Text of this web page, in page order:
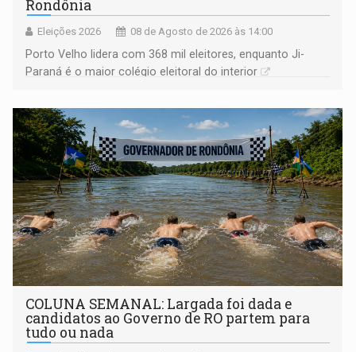
Rondônia
Eleições 2026 08 de Agosto de 2026 às 14:00
Porto Velho lidera com 368 mil eleitores, enquanto Ji-
Paraná é o maior colégio eleitoral do interior
COLUNA SEMANAL: Largada foi dada e
candidatos ao Governo de RO partem para
tudo ou nada